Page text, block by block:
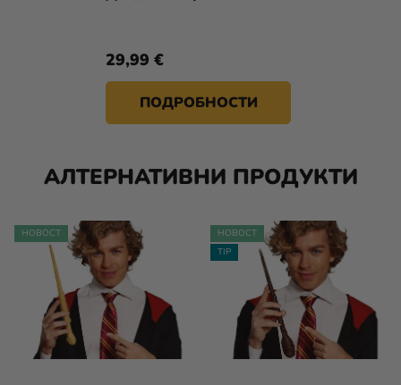
29,99 €
ПОДРОБНОСТИ
АЛТЕРНАТИВНИ ПРОДУКТИ
НОВОСТ
НОВОСТ
TIP